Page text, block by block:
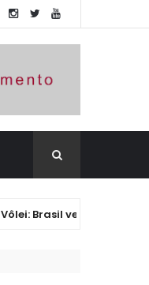
vence Polônia e